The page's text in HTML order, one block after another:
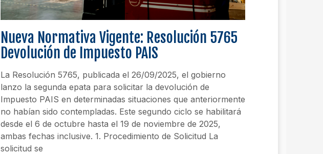
Nueva Normativa Vigente: Resolución 5765
Devolución de Impuesto PAIS
La Resolución 5765, publicada el 26/09/2025, el gobierno
lanzo la segunda epata para solicitar la devolución de
Impuesto PAIS en determinadas situaciones que anteriormente
no habían sido contempladas. Este segundo ciclo se habilitará
desde el 6 de octubre hasta el 19 de noviembre de 2025,
ambas fechas inclusive. 1. Procedimiento de Solicitud La
solicitud se